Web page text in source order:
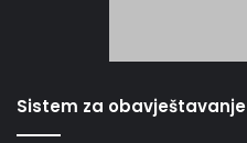
Sistem za obavještavanje